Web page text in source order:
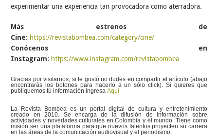
experimentar una experiencia tan provocadora como aterradora.
Más estrenos de
Cine: https://revistabombea.com/category/cine/
Conócenos en
Instagram: https://www.instagram.com/revistabombea
Gracias por visitarnos, si te gustó no dudes en compartir el artículo (abajo
encontrarás los botones para hacerlo a un sólo click). Si quieres que
publiquemos tú información ingresaAquí
La Revista Bombea es un portal digital de cultura y entretenimiento
creado en 2010. Se encarga de la difusión de información sobre
actividades y novedades culturales en Colombia y el mundo. Tiene como
misión ser una plataforma para que nuevos talentos proyecten su carrera
en las áreas de la comunicación audiovisual y el periodismo.